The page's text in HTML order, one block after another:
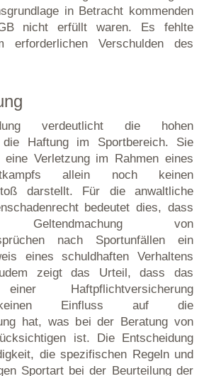
in Betracht kommenden
nicht erfüllt waren. Es fehlte
erforderlichen Verschulden des
verdeutlicht die hohen
die Haftung im Sportbereich. Sie
Verletzung im Rahmen eines
allein noch keinen
darstellt. Für die anwaltliche
bedeutet dies, dass
von
nach Sportunfällen ein
eines schuldhaften Verhaltens
zeigt das Urteil, dass das
Haftpflichtversicherung
keinen Einfluss auf die
hat, was bei der Beratung von
ist. Die Entscheidung
die spezifischen Regeln und
Sportart bei der Beurteilung der